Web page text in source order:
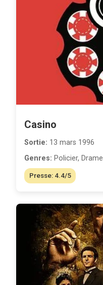
Casino
Sortie: 13 mars 1996
Genres: Policier, Drame
Presse: 4.4/5